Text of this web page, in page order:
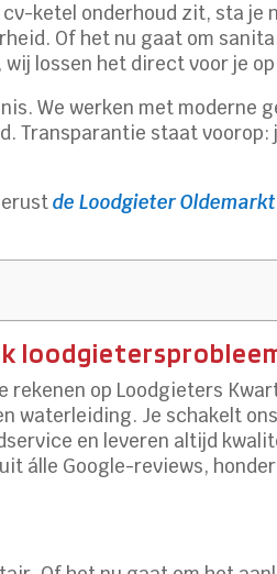
ketel onderhoud zit, sta je
Of het nu gaat om
lossen het direct voor je
We werken met moderne
Transparantie staat voorop:
de Loodgieter
rekenen op Loodgieters
waterleiding. Je schakelt
en leveren altijd
álle Google-reviews,